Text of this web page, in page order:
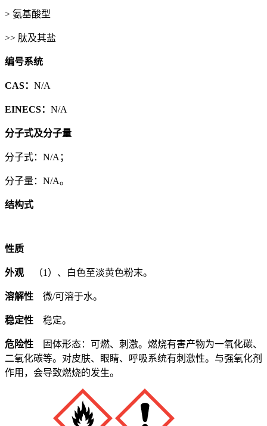
> 氨基酸型
>> 肽及其盐
编号系统
CAS： N/A
EINECS： N/A
分子式及分子量
分子式：N/A；
分子量：N/A。
结构式
性质
外观 （1）、白色至淡黄色粉末。
溶解性 微/可溶于水。
稳定性 稳定。
危险性
固体形态：可燃、刺激。燃烧有害产物为一氧化碳、
二氧化碳等。对皮肤、眼睛、呼吸系统有刺激性。与强氧化剂
作用，会导致燃烧的发生。